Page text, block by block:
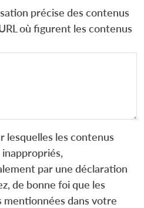
précise des contenus
où figurent les contenus
lesquelles les contenus
par une déclaration
de bonne foi que les
mentionnées dans votre